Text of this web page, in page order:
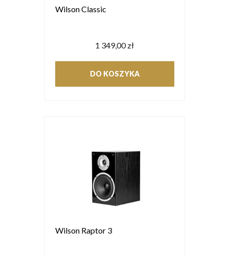
Wilson Classic
1 349,00 zł
DO KOSZYKA
Wilson Raptor 3